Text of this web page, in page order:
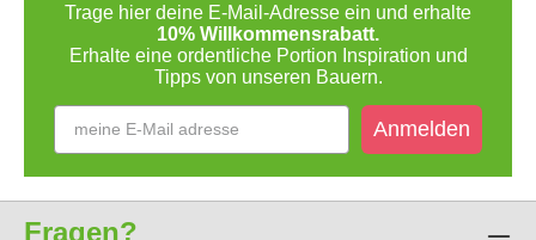
Trage hier deine E-Mail-Adresse ein und erhalte
10% Willkommensrabatt.
Erhalte eine ordentliche Portion Inspiration und
Tipps von unseren Bauern.
Anmelden
Fragen?